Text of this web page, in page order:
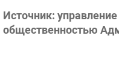
Источник:
общественностью